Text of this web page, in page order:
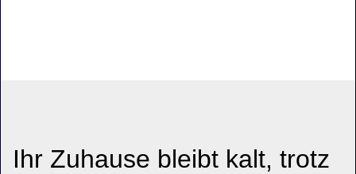
Ihr Zuhause bleibt kalt, trotz